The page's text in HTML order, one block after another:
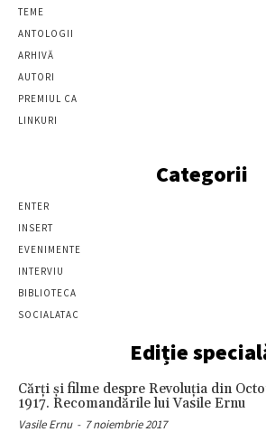
TEME
ANTOLOGII
ARHIVĂ
AUTORI
PREMIUL CA
LINKURI
Categorii
ENTER
INSERT
EVENIMENTE
INTERVIU
BIBLIOTECA
SOCIALATAC
Ediție
Cărţi şi filme despre Revoluţia din
1917. Recomandările lui Vasile Ernu
Vasile Ernu - 7 noiembrie 2017